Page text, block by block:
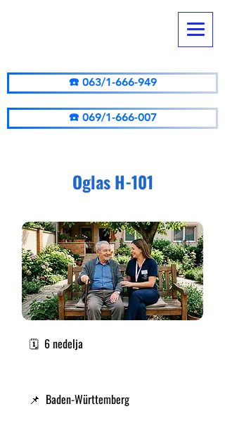
☎️ 063/1-666-949
☎️ 069/1-666-007
Oglas H-101
🗓️ 6 nedelja
📌 Baden-Württemberg